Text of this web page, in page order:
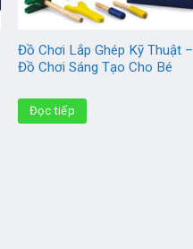
Đồ Chơi Lắp Ghép Kỹ Thuật –
Đồ Chơi Sáng Tạo Cho Bé
Đọc tiếp